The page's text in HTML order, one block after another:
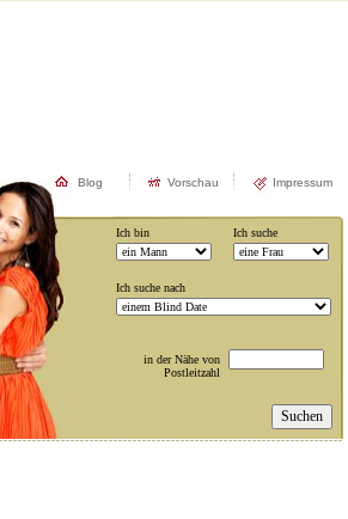
Blog Vorschau Impressum
Ich bin Ich suche
Ich suche nach
in der Nähe von
Postleitzahl